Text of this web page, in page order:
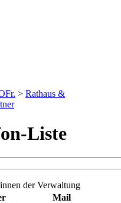
> Rathaus &
Liste
der Verwaltung
Mail